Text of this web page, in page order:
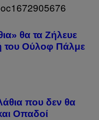
θα τα Ζήλευε
του Ούλοφ Πάλμε
που δεν θα
Οπαδοί